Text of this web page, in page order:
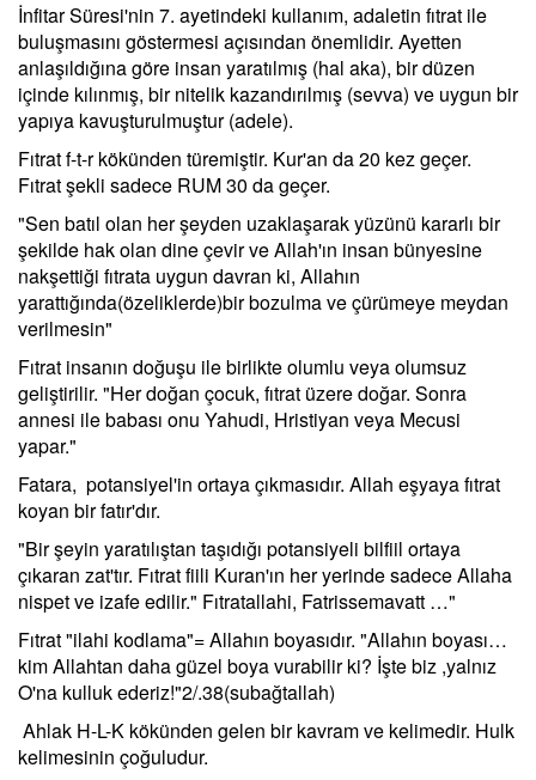
İnfitar Süresi'nin 7. ayetindeki kullanım, adaletin fıtrat ile
buluşmasını göstermesi açısından önemlidir. Ayetten
anlaşıldığına göre insan yaratılmış (hal aka), bir düzen
içinde kılınmış, bir nitelik kazandırılmış (sevva) ve uygun bir
yapıya kavuşturulmuştur (adele).
Fıtrat f-t-r kökünden türemiştir. Kur'an da 20 kez geçer.
Fıtrat şekli sadece RUM 30 da geçer.
"Sen batıl olan her şeyden uzaklaşarak yüzünü kararlı bir
şekilde hak olan dine çevir ve Allah'ın insan bünyesine
nakşettiği fıtrata uygun davran ki, Allahın
yarattığında(özeliklerde)bir bozulma ve çürümeye meydan
verilmesin"
Fıtrat insanın doğuşu ile birlikte olumlu veya olumsuz
geliştirilir. "Her doğan çocuk, fıtrat üzere doğar. Sonra
annesi ile babası onu Yahudi, Hristiyan veya Mecusi
yapar."
Fatara, potansiyel'in ortaya çıkmasıdır. Allah eşyaya fıtrat
koyan bir fatır'dır.
"Bir şeyin yaratılıştan taşıdığı potansiyeli bilfiil ortaya
çıkaran zat'tır. Fıtrat fiili Kuran'ın her yerinde sadece Allaha
nispet ve izafe edilir." Fıtratallahi, Fatrissemavatt …"
Fıtrat "ilahi kodlama"= Allahın boyasıdır. "Allahın boyası…
kim Allahtan daha güzel boya vurabilir ki? İşte biz ,yalnız
O'na kulluk ederiz!"2/.38(subağtallah)
Ahlak H-L-K kökünden gelen bir kavram ve kelimedir. Hulk
kelimesinin çoğuludur.